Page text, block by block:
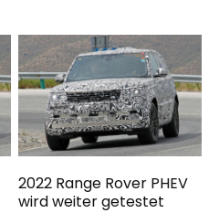
2022 Range Rover PHEV
wird weiter getestet